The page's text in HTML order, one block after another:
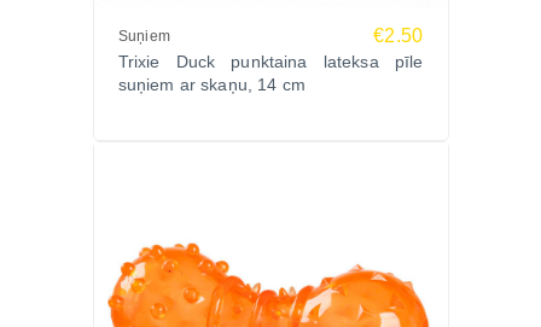
Suņiem €2.50
Trixie Duck punktaina lateksa pīle
suņiem ar skaņu, 14 cm